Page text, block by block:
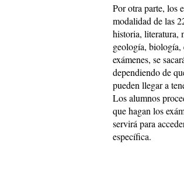
Por otra parte, los
modalidad de las
historia, literatura,
geología, biología,
exámenes, se
dependiendo de
pueden llegar a
Los alumnos
que hagan los
servirá para
específica.